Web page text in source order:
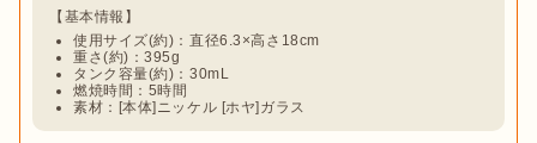
使用サイズ(約)：直径6.3×高さ18cm
重さ(約)：395g
タンク容量(約)：30mL
燃焼時間：5時間
素材：[本体]ニッケル [ホヤ]ガラス